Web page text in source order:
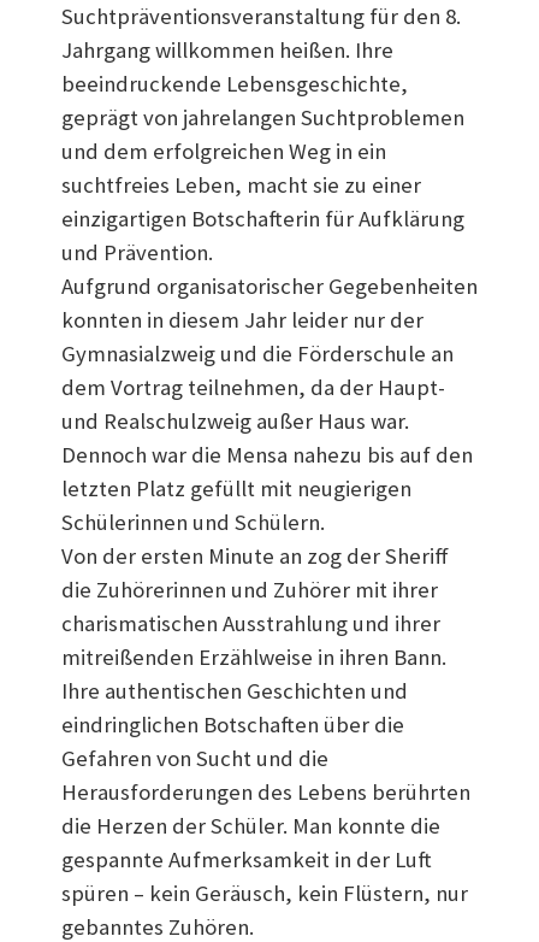
Suchtpräventionsveranstaltung für den 8.
Jahrgang willkommen heißen. Ihre
beeindruckende Lebensgeschichte,
geprägt von jahrelangen Suchtproblemen
und dem erfolgreichen Weg in ein
suchtfreies Leben, macht sie zu einer
einzigartigen Botschafterin für Aufklärung
und Prävention.
Aufgrund organisatorischer Gegebenheiten
konnten in diesem Jahr leider nur der
Gymnasialzweig und die Förderschule an
dem Vortrag teilnehmen, da der Haupt-
und Realschulzweig außer Haus war.
Dennoch war die Mensa nahezu bis auf den
letzten Platz gefüllt mit neugierigen
Schülerinnen und Schülern.
Von der ersten Minute an zog der Sheriff
die Zuhörerinnen und Zuhörer mit ihrer
charismatischen Ausstrahlung und ihrer
mitreißenden Erzählweise in ihren Bann.
Ihre authentischen Geschichten und
eindringlichen Botschaften über die
Gefahren von Sucht und die
Herausforderungen des Lebens berührten
die Herzen der Schüler. Man konnte die
gespannte Aufmerksamkeit in der Luft
spüren – kein Geräusch, kein Flüstern, nur
gebanntes Zuhören.